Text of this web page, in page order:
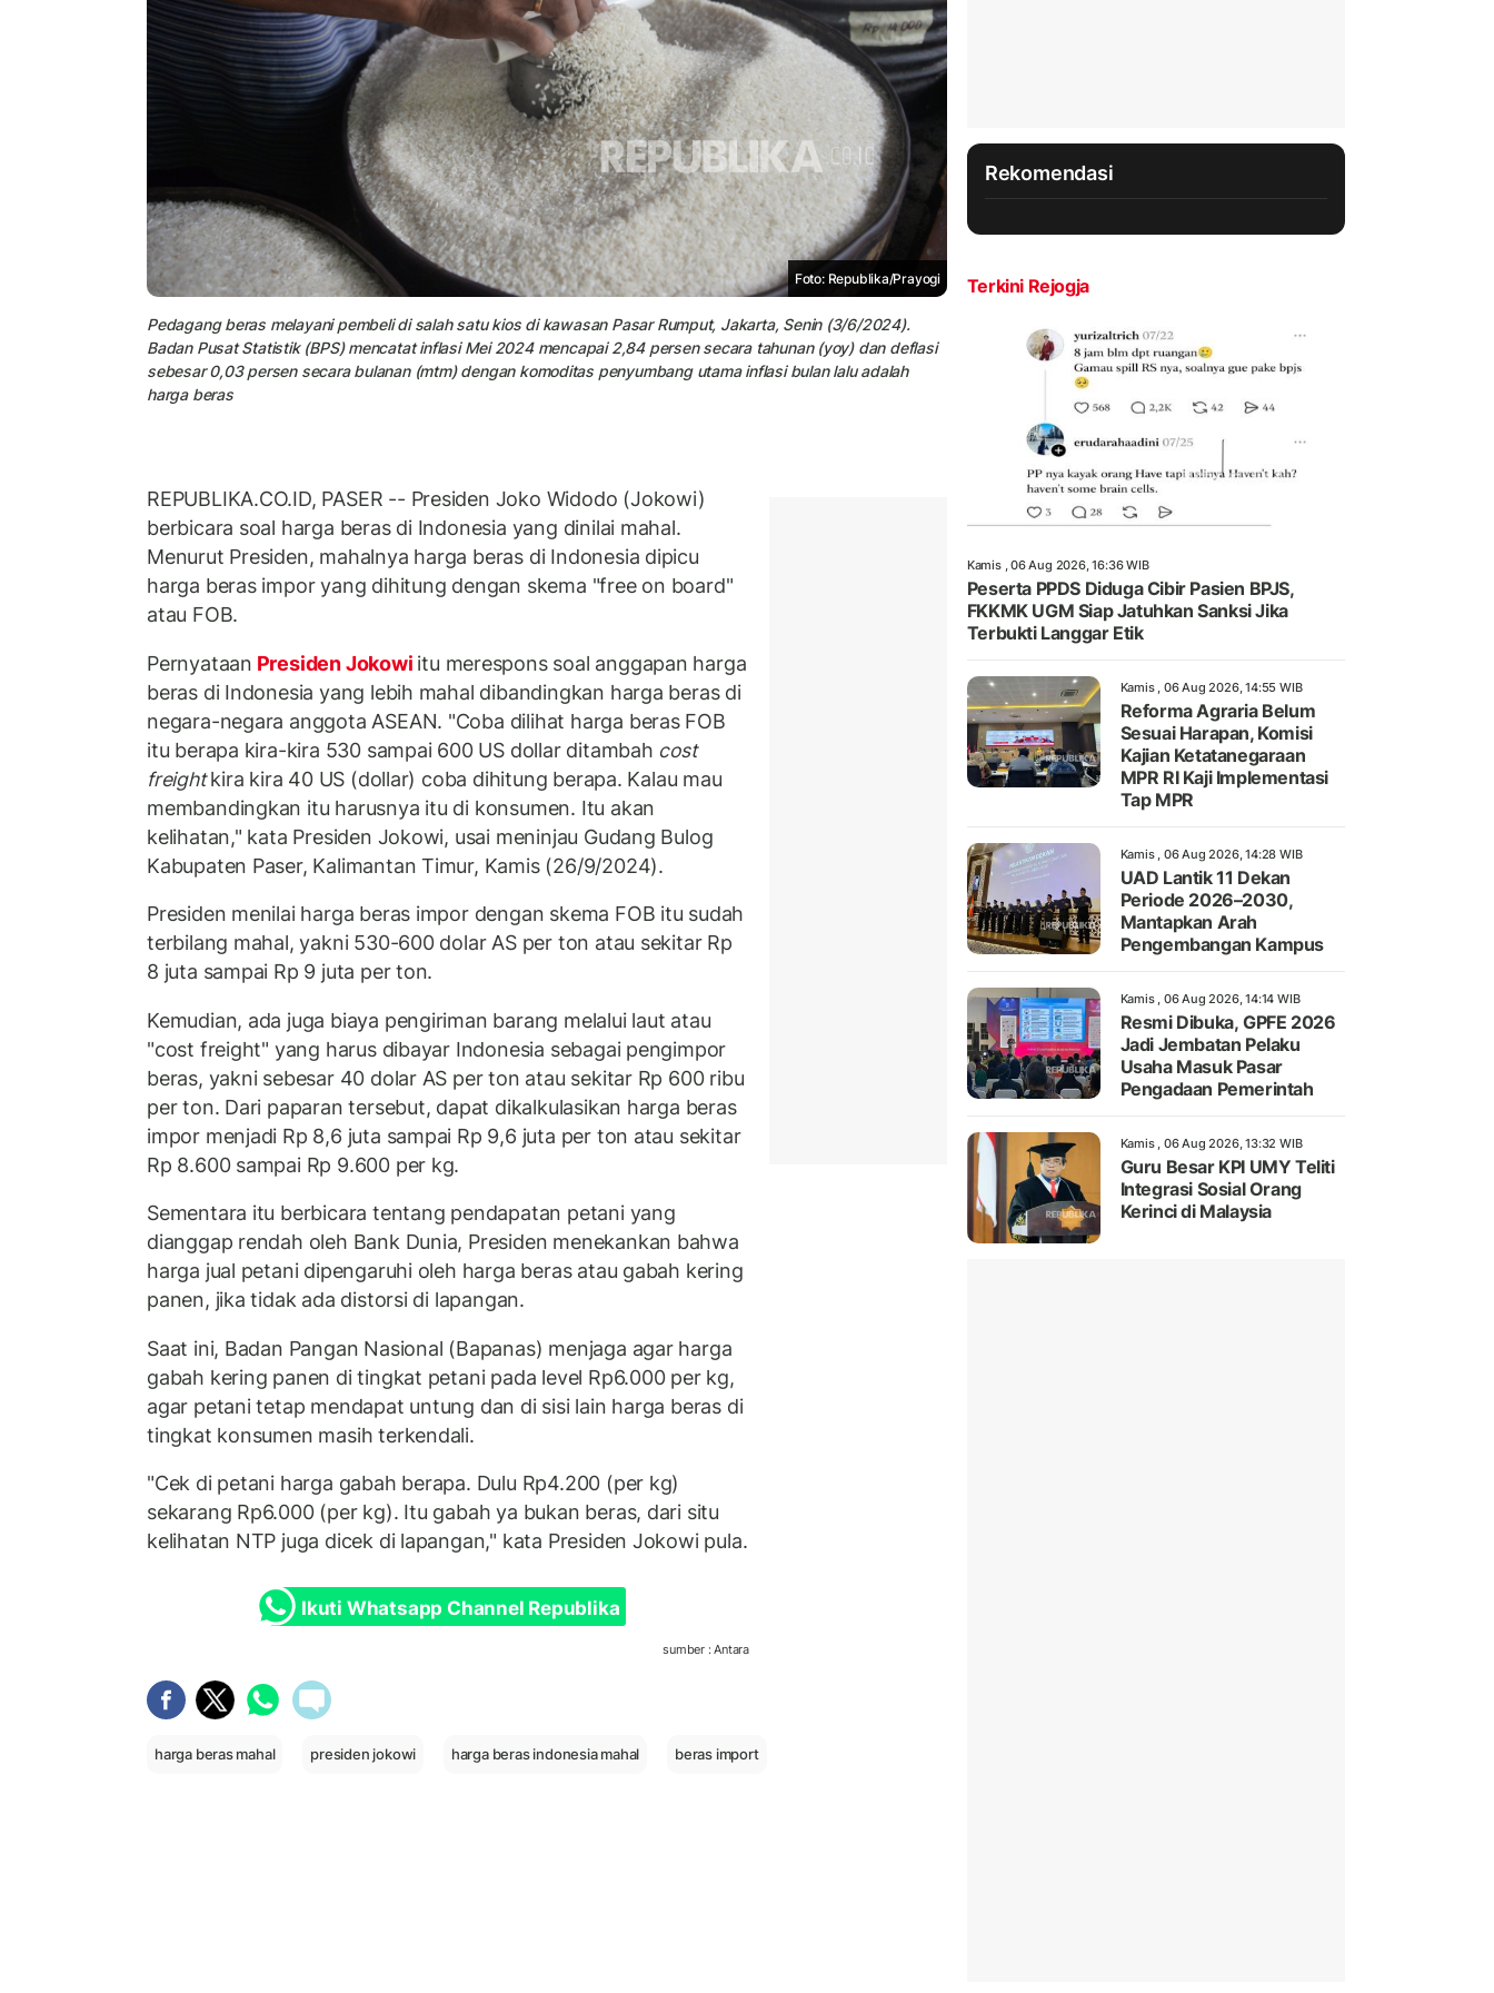
Foto: Republika/Prayogi
Pedagang beras melayani pembeli di salah satu kios di kawasan Pasar Rumput, Jakarta, Senin (3/6/2024).
Badan Pusat Statistik (BPS) mencatat inflasi Mei 2024 mencapai 2,84 persen secara tahunan (yoy) dan deflasi
sebesar 0,03 persen secara bulanan (mtm) dengan komoditas penyumbang utama inflasi bulan lalu adalah
harga beras
REPUBLIKA.CO.ID, PASER -- Presiden Joko Widodo (Jokowi)
berbicara soal harga beras di Indonesia yang dinilai mahal.
Menurut Presiden, mahalnya harga beras di Indonesia dipicu
harga beras impor yang dihitung dengan skema "free on board"
atau FOB.
Pernyataan Presiden Jokowi itu merespons soal anggapan harga
beras di Indonesia yang lebih mahal dibandingkan harga beras di
negara-negara anggota ASEAN. "Coba dilihat harga beras FOB
itu berapa kira-kira 530 sampai 600 US dollar ditambah cost
freightkira kira 40 US (dollar) coba dihitung berapa. Kalau mau
membandingkan itu harusnya itu di konsumen. Itu akan
kelihatan," kata Presiden Jokowi, usai meninjau Gudang Bulog
Kabupaten Paser, Kalimantan Timur, Kamis (26/9/2024).
Presiden menilai harga beras impor dengan skema FOB itu sudah
terbilang mahal, yakni 530-600 dolar AS per ton atau sekitar Rp
8 juta sampai Rp 9 juta per ton.
Kemudian, ada juga biaya pengiriman barang melalui laut atau
"cost freight" yang harus dibayar Indonesia sebagai pengimpor
beras, yakni sebesar 40 dolar AS per ton atau sekitar Rp 600 ribu
per ton. Dari paparan tersebut, dapat dikalkulasikan harga beras
impor menjadi Rp 8,6 juta sampai Rp 9,6 juta per ton atau sekitar
Rp 8.600 sampai Rp 9.600 per kg.
Sementara itu berbicara tentang pendapatan petani yang
dianggap rendah oleh Bank Dunia, Presiden menekankan bahwa
harga jual petani dipengaruhi oleh harga beras atau gabah kering
panen, jika tidak ada distorsi di lapangan.
Saat ini, Badan Pangan Nasional (Bapanas) menjaga agar harga
gabah kering panen di tingkat petani pada level Rp6.000 per kg,
agar petani tetap mendapat untung dan di sisi lain harga beras di
tingkat konsumen masih terkendali.
"Cek di petani harga gabah berapa. Dulu Rp4.200 (per kg)
sekarang Rp6.000 (per kg). Itu gabah ya bukan beras, dari situ
kelihatan NTP juga dicek di lapangan," kata Presiden Jokowi pula.
Ikuti Whatsapp Channel Republika
sumber : Antara
harga beras mahal presiden jokowi harga beras indonesia mahal beras import
Rekomendasi
Terkini Rejogja
Kamis , 06 Aug 2026, 16:36 WIB
Peserta PPDS Diduga Cibir Pasien BPJS,
FKKMK UGM Siap Jatuhkan Sanksi Jika
Terbukti Langgar Etik
Kamis , 06 Aug 2026, 14:55 WIB
Reforma Agraria Belum
Sesuai Harapan, Komisi
Kajian Ketatanegaraan
MPR RI Kaji Implementasi
Tap MPR
Kamis , 06 Aug 2026, 14:28 WIB
UAD Lantik 11 Dekan
Periode 2026–2030,
Mantapkan Arah
Pengembangan Kampus
Kamis , 06 Aug 2026, 14:14 WIB
Resmi Dibuka, GPFE 2026
Jadi Jembatan Pelaku
Usaha Masuk Pasar
Pengadaan Pemerintah
Kamis , 06 Aug 2026, 13:32 WIB
Guru Besar KPI UMY Teliti
Integrasi Sosial Orang
Kerinci di Malaysia